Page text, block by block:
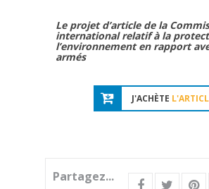
Le projet d’article de la
international relatif à la
l’environnement en rapport
armés
J'ACHÈTE
Partagez...